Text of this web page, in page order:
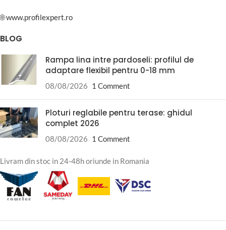
🌐www.profilexpert.ro
BLOG
Rampa lina intre pardoseli: profilul de
adaptare flexibil pentru 0-18 mm
08/08/2026 1 Comment
Ploturi reglabile pentru terase: ghidul
complet 2026
08/08/2026 1 Comment
Livram din stoc in 24-48h oriunde in Romania